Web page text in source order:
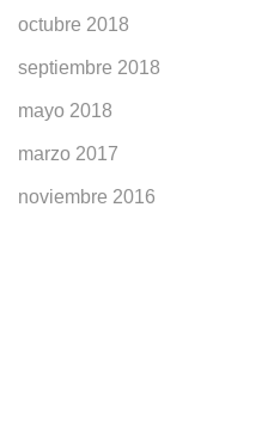
octubre 2018
septiembre 2018
mayo 2018
marzo 2017
noviembre 2016